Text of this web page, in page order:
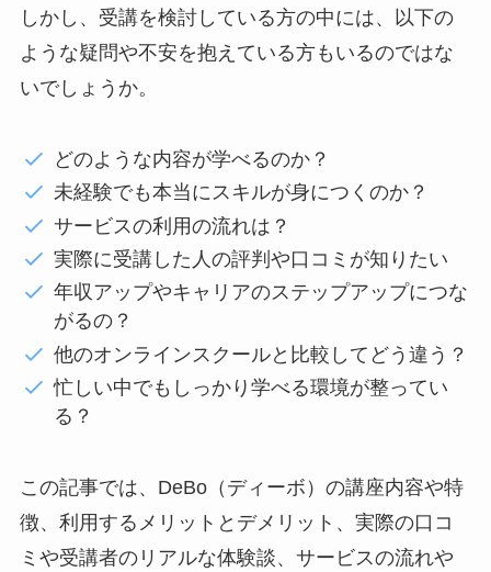
しかし、受講を検討している方の中には、以下の
ような疑問や不安を抱えている方もいるのではな
いでしょうか。
どのような内容が学べるのか？
未経験でも本当にスキルが身につくのか？
サービスの利用の流れは？
実際に受講した人の評判や口コミが知りたい
年収アップやキャリアのステップアップにつな
がるの？
他のオンラインスクールと比較してどう違う？
忙しい中でもしっかり学べる環境が整ってい
る？
この記事では、DeBo（ディーボ）の講座内容や特
徴、利用するメリットとデメリット、実際の口コ
ミや受講者のリアルな体験談、サービスの流れや